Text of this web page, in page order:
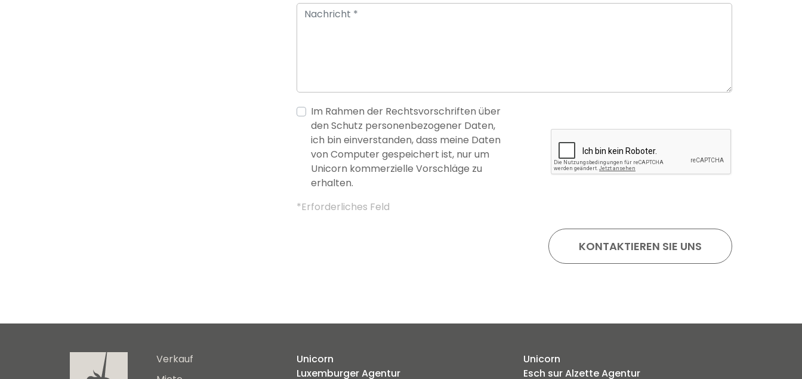
Im Rahmen der Rechtsvorschriften über
den Schutz personenbezogener Daten,
ich bin einverstanden, dass meine Daten
von Computer gespeichert ist, nur um
Unicorn kommerzielle Vorschläge zu
erhalten.
*Erforderliches Feld
Verkauf
Unicorn
Luxemburger Agentur
Unicorn
Esch sur Alzette Agentur